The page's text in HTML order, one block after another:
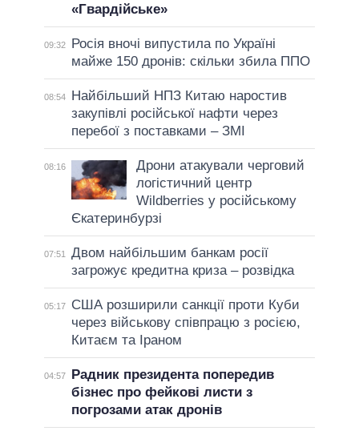
«Гвардійське»
09:32
Росія вночі випустила по Україні
майже 150 дронів: скільки збила ППО
08:54
Найбільший НПЗ Китаю наростив
закупівлі російської нафти через
перебої з поставками – ЗМІ
08:16
Дрони атакували черговий
логістичний центр
Wildberries у російському
Єкатеринбурзі
07:51
Двом найбільшим банкам росії
загрожує кредитна криза – розвідка
05:17
США розширили санкції проти Куби
через військову співпрацю з росією,
Китаєм та Іраном
04:57
Радник президента попередив
бізнес про фейкові листи з
погрозами атак дронів